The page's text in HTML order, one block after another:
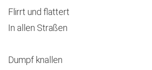
Flirrt und flattert
In allen Straßen
Dumpf knallen